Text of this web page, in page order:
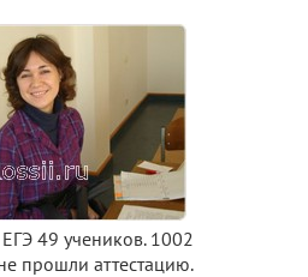
49 учеников. 1002
прошли аттестацию.